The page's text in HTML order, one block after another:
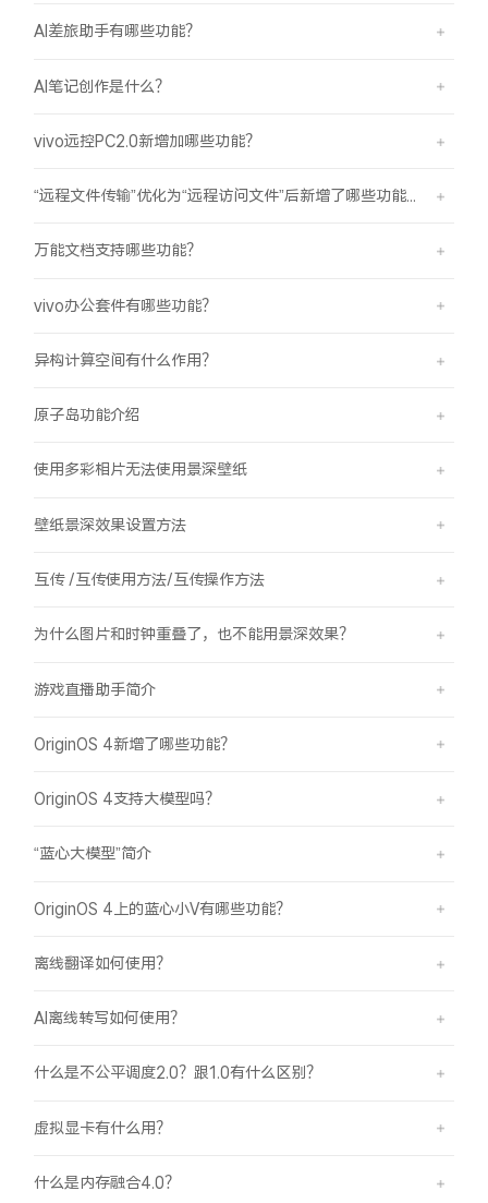
AI差旅助手有哪些功能？
AI笔记创作是什么？
vivo远控PC2.0新增加哪些功能？
万能文档支持哪些功能？
vivo办公套件有哪些功能？
异构计算空间有什么作用？
原子岛功能介绍
使用多彩相片无法使用景深壁纸
壁纸景深效果设置方法
互传 /互传使用方法/互传操作方法
为什么图片和时钟重叠了，也不能用景深效果？
游戏直播助手简介
OriginOS 4新增了哪些功能？
OriginOS 4支持大模型吗？
“蓝心大模型”简介
OriginOS 4上的蓝心小V有哪些功能？
离线翻译如何使用？
AI离线转写如何使用？
什么是不公平调度2.0？跟1.0有什么区别？
虚拟显卡有什么用？
什么是内存融合4.0？